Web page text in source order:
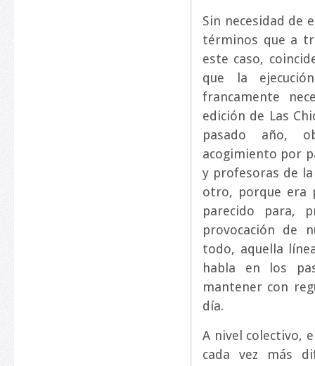
Sin necesidad de
términos que a
este caso,
que la
francamente
edición de Las
pasado año,
acogimiento por
y profesoras de
otro, porque era
parecido para,
provocación de
todo, aquella
habla en los
mantener con
día.
A nivel colectivo,
cada vez más